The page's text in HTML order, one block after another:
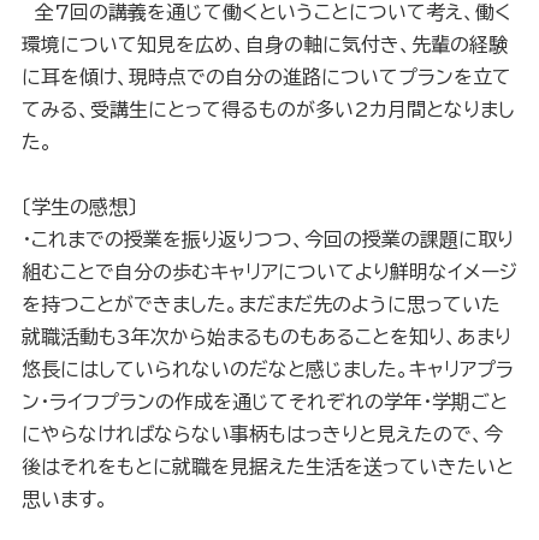
全7回の講義を通じて働くということについて考え、働く
環境について知見を広め、自身の軸に気付き、先輩の経験
に耳を傾け、現時点での自分の進路についてプランを立て
てみる、受講生にとって得るものが多い2カ月間となりまし
た。
〔学生の感想〕
・これまでの授業を振り返りつつ、今回の授業の課題に取り
組むことで自分の歩むキャリアについてより鮮明なイメージ
を持つことができました。まだまだ先のように思っていた
就職活動も3年次から始まるものもあることを知り、あまり
悠長にはしていられないのだなと感じました。キャリアプラ
ン・ライフプランの作成を通じてそれぞれの学年・学期ごと
にやらなければならない事柄もはっきりと見えたので、今
後はそれをもとに就職を見据えた生活を送っていきたいと
思います。